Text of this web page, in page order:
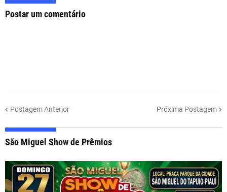
Postar um comentário
Postagem Anterior Próxima Postagem
São Miguel Show de Prêmios